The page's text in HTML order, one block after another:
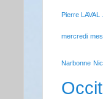
Pierre LAVAL
mercredi
Narbonne